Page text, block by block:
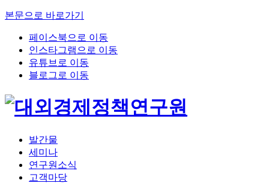
본문으로 바로가기
페이스북으로 이동
인스타그램으로 이동
유튜브로 이동
블로그로 이동
발간물
세미나
연구원소식
고객마당